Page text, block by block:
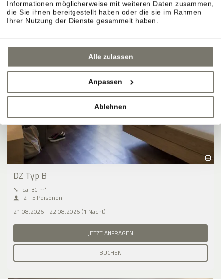
Informationen möglicherweise mit weiteren Daten zusammen,
die Sie ihnen bereitgestellt haben oder die sie im Rahmen
Ihrer Nutzung der Dienste gesammelt haben.
Alle zulassen
Anpassen
Ablehnen
DZ Typ B
⤡ ca. 30 m²
2 - 5 Personen
21.08.2026 - 22.08.2026 (1 Nacht)
JETZT ANFRAGEN
BUCHEN